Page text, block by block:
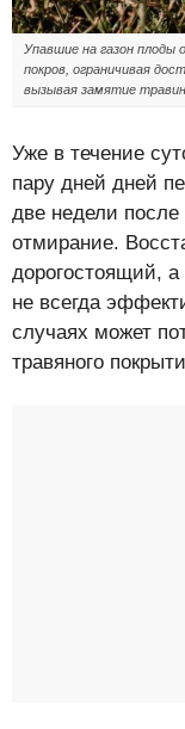
Упавшие на газон плоды
покров, ограничивая
вызывая замятие
Уже в течение
пару дней дней
две недели
отмирание.
дорогостоящий, а
не всегда
случаях может
травяного